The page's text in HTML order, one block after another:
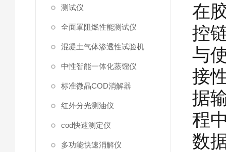
测试仪
全面罩阻燃性能测试仪
混凝土气体渗透性试验机
中性智能一体化蒸馏仪
标准微晶COD消解器
红外分光测油仪
cod快速测定仪
多功能快速消解仪
在
控
与
接
据
程
数